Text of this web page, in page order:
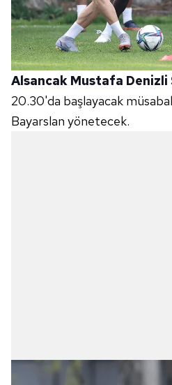
Alsancak Mustafa Denizli
20.30'da başlayacak
Bayarslan yönetecek.